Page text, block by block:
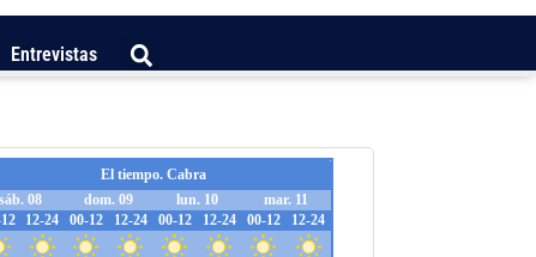
Entrevistas